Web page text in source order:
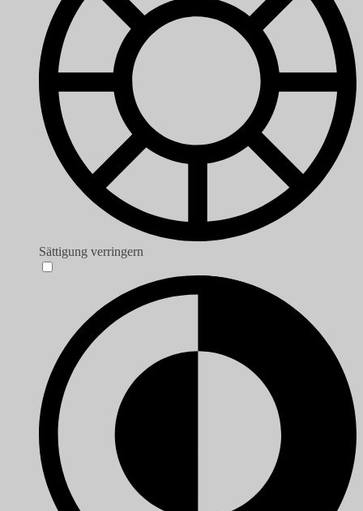
Sättigung verringern